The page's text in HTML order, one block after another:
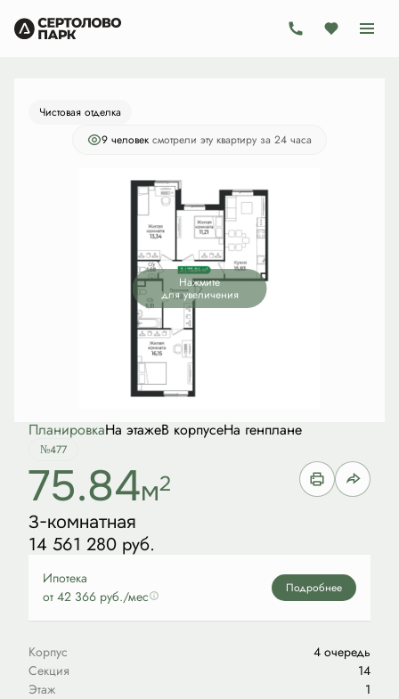
3-комнатная 14 561 280 руб.
Ипотекаот 42 366 руб./мес.
Чистовая отделка
9 человек смотрели эту квартиру за 24 часа
Нажмите
для увеличения
ПланировкаНа этажеВ корпусеНа генплане
№477
75.84м2
3-комнатная
14 561 280 руб.
Ипотека
от 42 366 руб./мес
Подробнее
Корпус
4 очередь
Секция
14
Этаж
1